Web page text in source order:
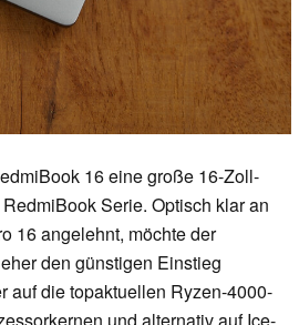
16 eine große 16-Zoll-
Serie. Optisch klar an
16 angelehnt, möchte der
den günstigen Einstieg
auf die topaktuellen Ryzen-4000-